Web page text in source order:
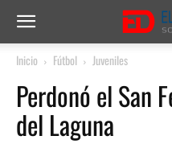
Inicio Fútbol Juveniles
Perdonó el San
del Laguna